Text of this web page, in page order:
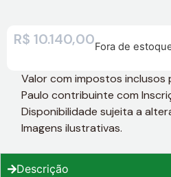
R$ 10.140,00Fora de
Valor com impostos inclusos
Paulo contribuinte com
Disponibilidade sujeita a
Imagens ilustrativas.
Descrição